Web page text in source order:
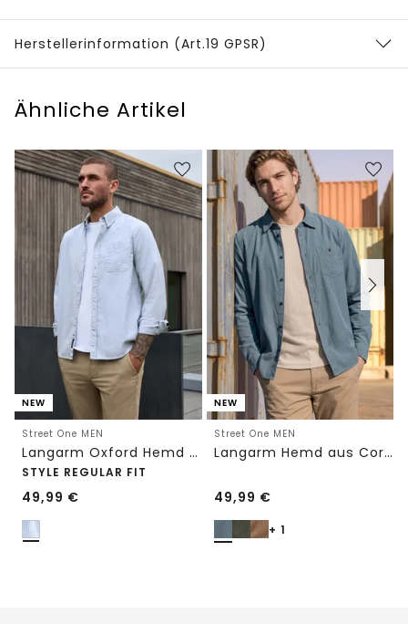
Herstellerinformation (Art.19 GPSR)
Ähnliche Artikel
NEW
Street One MEN
Langarm Oxford Hemd mit Streifenmuster
STYLE REGULAR FIT
49,99 €
NEW
Street One MEN
Langarm Hemd aus Cord in Unifarbe
49,99 €
+ 1